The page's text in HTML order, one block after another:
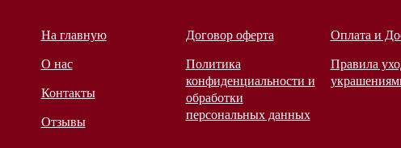
На главную
О нас
Контакты
Отзывы
Договор оферта
Политика
конфиденциальности и
обработки
персональных данных
Оплата и
Правила